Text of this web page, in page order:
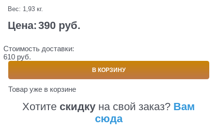
Вес: 1,93 кг.
Цена:390 руб.
Стоимость доставки:
610 руб.
В КОРЗИНУ
Товар уже в корзине
Хотите скидку на свой заказ? Вам
сюда